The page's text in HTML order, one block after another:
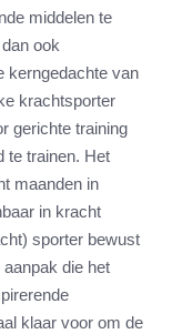
middelen te
ook
kerngedachte van
krachtsporter
gerichte training
te trainen. Het
maanden in
in kracht
sporter bewust
die het
klaar voor om de